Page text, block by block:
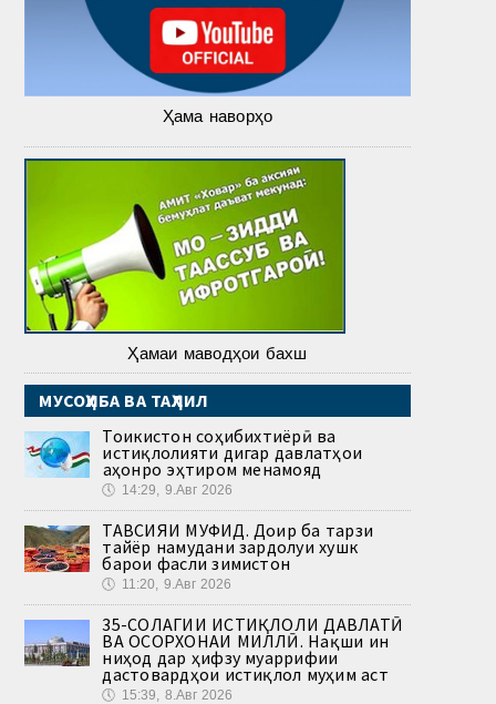
Ҳама наворҳо
Ҳамаи маводҳои бахш
МУСОҲИБА ВА ТАҲЛИЛ
Тоҷикистон соҳибихтиёрӣ ва
истиқлолияти дигар давлатҳои
ҷаҳонро эҳтиром менамояд
🕔 14:29, 9.Авг 2026
ТАВСИЯИ МУФИД. Доир ба тарзи
тайёр намудани зардолуи хушк
барои фасли зимистон
🕔 11:20, 9.Авг 2026
35-СОЛАГИИ ИСТИҚЛОЛИ ДАВЛАТӢ
ВА ОСОРХОНАИ МИЛЛӢ. Нақши ин
ниҳод дар ҳифзу муаррифии
дастовардҳои истиқлол муҳим аст
🕔 15:39, 8.Авг 2026